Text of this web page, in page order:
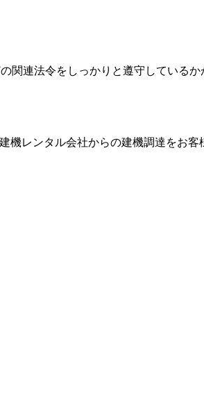
連法令をしっかりと遵守しているか
機レンタル会社からの建機調達をお